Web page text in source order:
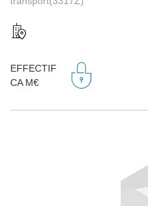
EFFECTIF
CA M€